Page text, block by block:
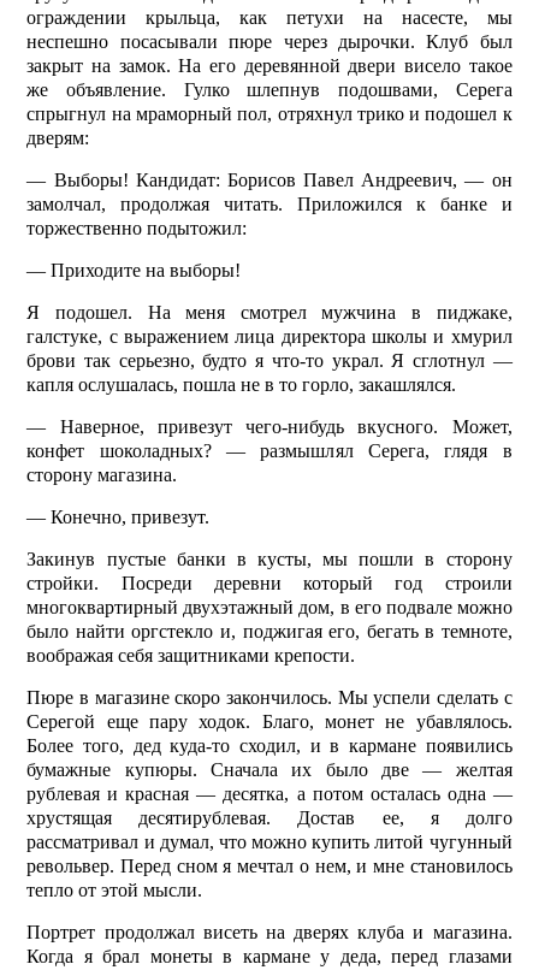
ограж­дении крыльца, как петухи на насесте, мы
неспешно посасывали пюре через дырочки. Клуб был
закрыт на замок. На его деревянной двери висело такое
же объявление. Гулко шлепнув подошвами, Серега
спрыгнул на мраморный пол, отряхнул трико и подошел к
дверям:
— Выборы! Кандидат: Борисов Павел Андреевич, — он
замолчал, продолжая читать. Приложился к банке и
торжественно подытожил:
— Приходите на выборы!
Я подошел. На меня смотрел мужчина в пиджаке,
галстуке, с выражением лица директора школы и хмурил
брови так серьезно, будто я что-то украл. Я сглотнул —
капля ослушалась, пошла не в то горло, закашлялся.
— Наверное, привезут чего-нибудь вкусного. Может,
конфет шоколадных? — размышлял Серега, глядя в
сторону магазина.
— Конечно, привезут.
Закинув пустые банки в кусты, мы пошли в сторону
стройки. Посреди деревни который год строили
многоквартирный двух­этажный дом, в его подвале можно
было найти оргстекло и, поджигая его, бегать в темноте,
воображая себя защитниками крепости.
Пюре в магазине скоро закончилось. Мы успели сделать с
Серегой еще пару ходок. Благо, монет не убавлялось.
Более того, дед куда-то сходил, и в кармане появились
бумажные купюры. Сначала их было две — желтая
рублевая и красная — десятка, а потом осталась одна —
хрустящая десятирублевая. Достав ее, я долго
рассматривал и думал, что можно купить литой чугунный
револьвер. Перед сном я мечтал о нем, и мне становилось
тепло от этой мысли.
Портрет продолжал висеть на дверях клуба и магазина.
Когда я брал монеты в кармане у деда, перед глазами